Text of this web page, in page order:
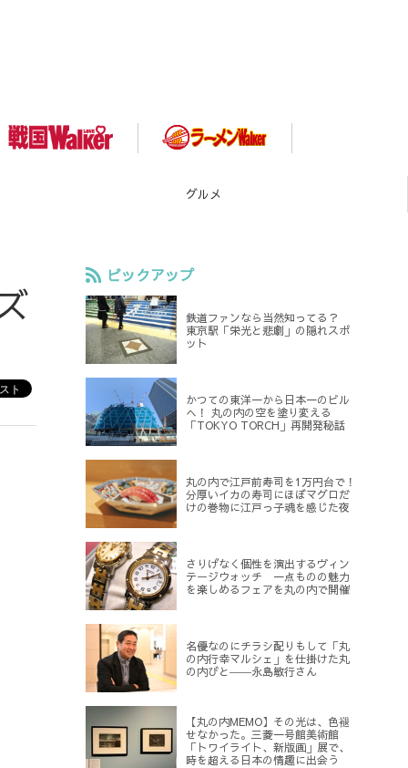
スポット
ピックアップ
鉄道ファンなら当然知ってる？
東京駅「栄光と悲劇」の隠れスポ
ット
かつての東洋一から日本一のビル
へ！ 丸の内の空を塗り変える
「TOKYO TORCH」再開発秘話
丸の内で江戸前寿司を1万円台で！
分厚いイカの寿司にほぼマグロだ
けの巻物に江戸っ子魂を感じた夜
さりげなく個性を演出するヴィン
テージウォッチ 一点ものの魅力
を楽しめるフェアを丸の内で開催
名優なのにチラシ配りもして「丸
の内行幸マルシェ」を仕掛けた丸
の内びと――永島敏行さん
【丸の内MEMO】その光は、色褪
せなかった。三菱一号館美術館
「トワイライト、新版画」展で、
時を超える日本の情趣に出会う